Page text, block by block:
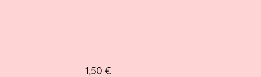
1,50 €